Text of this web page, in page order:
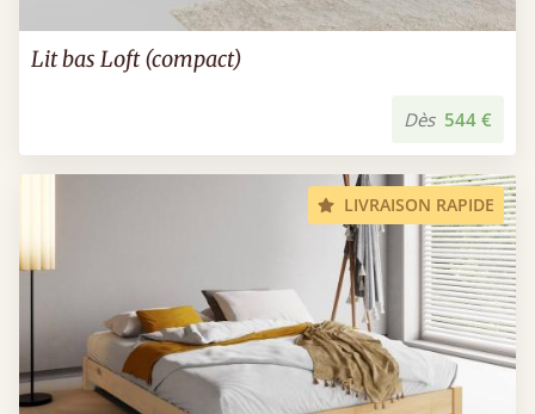
Lit bas Loft (compact)
Dès 544 €
LIVRAISON RAPIDE